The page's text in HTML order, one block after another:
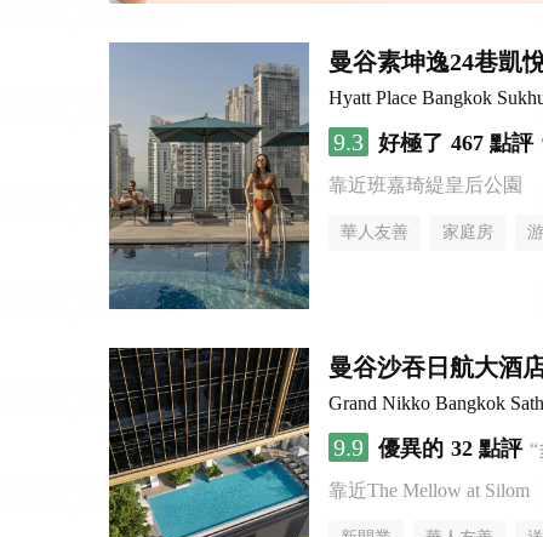
曼谷素坤逸24巷凱
Hyatt Place Bangkok
9.3 好極了 467 點評
靠近班嘉琦緹皇后公園
華人友善 家庭房
曼谷沙吞日航大酒
Grand Nikko Bangkok
9.9 優異的 32 點評
靠近The Mellow at Silom